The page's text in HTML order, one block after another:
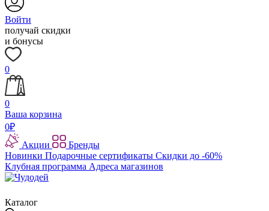
Войти
получай скидки
и бонусы
0
0
Ваша корзина
0₽
Акции
Бренды
Новинки Подарочные сертификаты Скидки до -60%
Клубная программа Адреса магазинов
Каталог